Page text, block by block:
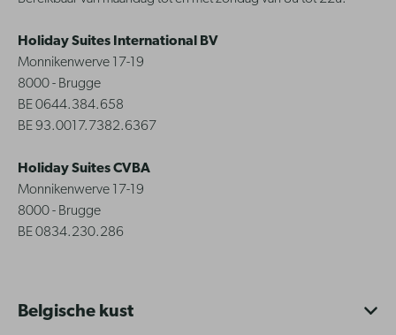
Holiday Suites International BV
Monnikenwerve 17-19
8000 - Brugge
BE 0644.384.658
BE 93.0017.7382.6367
Holiday Suites CVBA
Monnikenwerve 17-19
8000 - Brugge
BE 0834.230.286
Belgische kust